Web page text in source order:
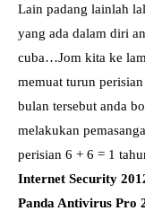
Lain padang lainlah
yang ada dalam diri
cuba…Jom kita ke
memuat turun
bulan tersebut anda
melakukan
perisian 6 + 6 = 1
Internet Security
Panda Antivirus Pro